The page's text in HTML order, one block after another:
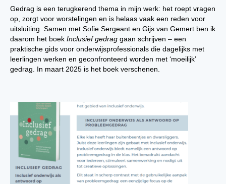
Gedrag is een terugkerend thema in mijn werk: het roept vragen
op, zorgt voor worstelingen en is helaas vaak een reden voor
uitsluiting. Samen met Sofie Sergeant en Gijs van Gemert ben ik
daarom het boek Inclusief gedrag gaan schrijven – een
praktische gids voor onderwijsprofessionals die dagelijks met
leerlingen werken en geconfronteerd worden met ‘moeilijk’
gedrag. In maart 2025 is het boek verschenen.